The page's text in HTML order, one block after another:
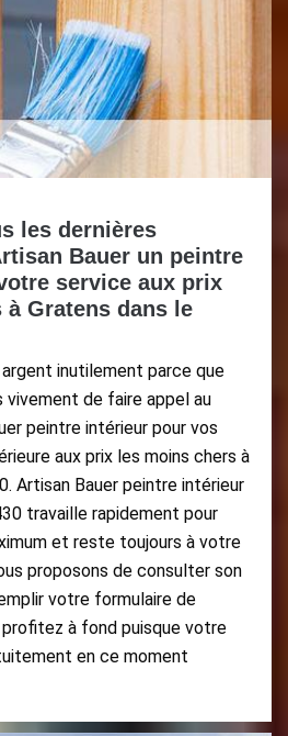
les dernières
Bauer un peintre
service aux prix
à Gratens dans le
inutilement parce que
vivement de faire appel au
peintre intérieur pour vos
aux prix les moins chers à
Artisan Bauer peintre intérieur
travaille rapidement pour
et reste toujours à votre
proposons de consulter son
votre formulaire de
à fond puisque votre
en ce moment